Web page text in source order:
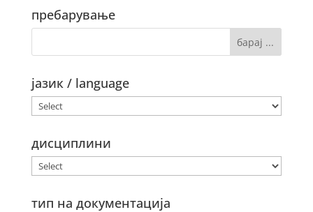
пребарување
јазик / language
дисциплини
тип на документација